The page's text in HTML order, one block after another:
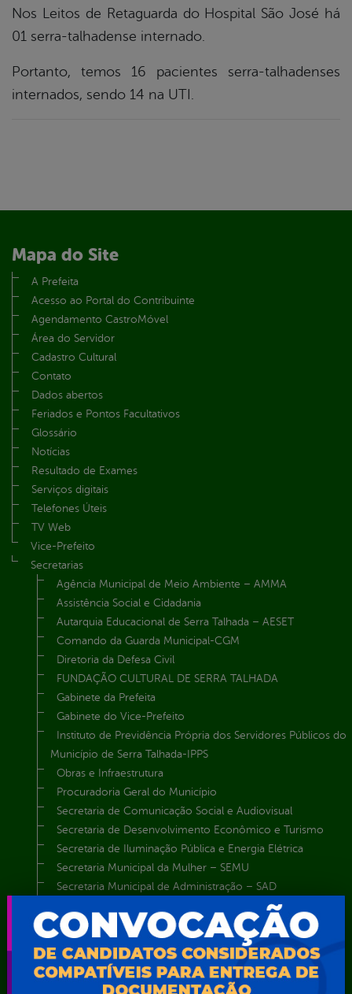
Nos Leitos de Retaguarda do Hospital São José há
01 serra-talhadense internado.
Portanto, temos 16 pacientes serra-talhadenses
internados, sendo 14 na UTI.
Mapa do Site
A Prefeita
Acesso ao Portal do Contribuinte
Agendamento CastroMóvel
Área do Servidor
Cadastro Cultural
Contato
Dados abertos
Feriados e Pontos Facultativos
Glossário
Notícias
Resultado de Exames
Serviços digitais
Telefones Úteis
TV Web
Vice-Prefeito
Secretarias
Agência Municipal de Meio Ambiente – AMMA
Assistência Social e Cidadania
Autarquia Educacional de Serra Talhada – AESET
Comando da Guarda Municipal-CGM
Diretoria da Defesa Civil
FUNDAÇÃO CULTURAL DE SERRA TALHADA
Gabinete da Prefeita
Gabinete do Vice-Prefeito
Instituto de Previdência Própria dos Servidores Públicos do
Município de Serra Talhada-IPPS
Obras e Infraestrutura
Procuradoria Geral do Município
Secretaria de Comunicação Social e Audiovisual
Secretaria de Desenvolvimento Econômico e Turismo
Secretaria de Iluminação Pública e Energia Elétrica
Secretaria Municipal da Mulher – SEMU
Secretaria Municipal de Administração – SAD
Secretaria Municipal de Agricultura e Recursos Hídricos –
SEMARH / Secretaria de Agricultura Familiar – SEMAF
Secretaria Municipal de Educação – SEST
Secretaria Municipal de Esporte e Lazer – SEMEL
Secretaria Municipal de Finanças – SECFIN